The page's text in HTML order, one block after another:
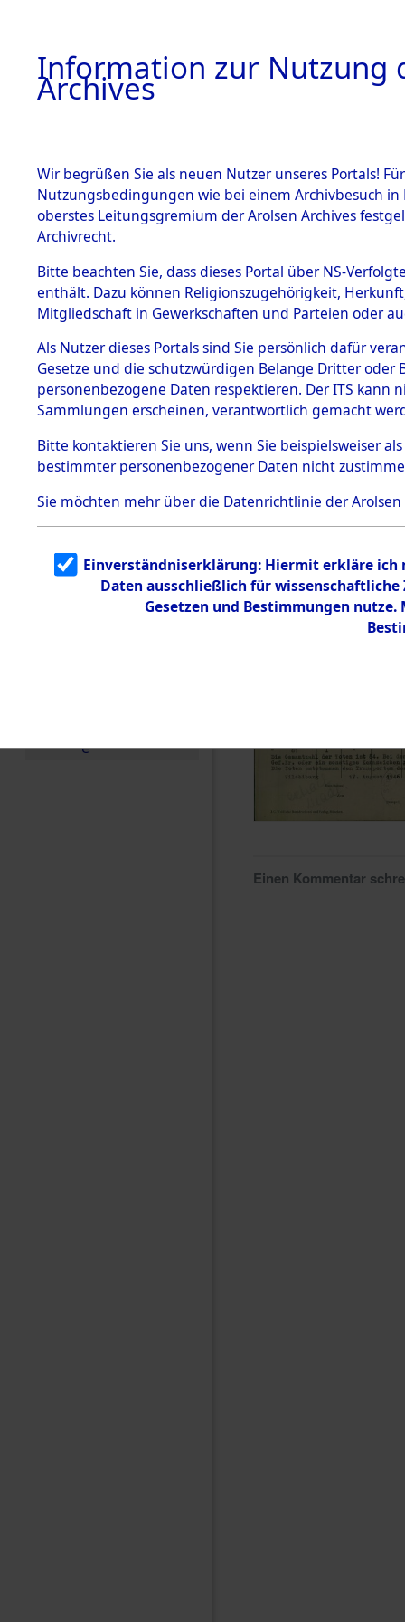
BESTÄNDE
1.
mente
5. Verschiedenes
5.3
Todesmärsche
5.3.1 Alliierte
Erhebungen
zu
Todesmärsch
en
5.3.2
g
5.3.3
Todesmärsch
e
Taxöldern
Einen Kommentar
Information zur Nutzung
Archives
Wir begrüßen Sie als neuen Nutzer unseres Portals!
Nutzungsbedingungen wie bei einem Archivbesuch
oberstes Leitungsgremium der Arolsen Archives
Archivrecht.
Bitte beachten Sie, dass dieses Portal über NS-
enthält. Dazu können Religionszugehörigkeit,
Mitgliedschaft in Gewerkschaften und Parteien oder
Als Nutzer dieses Portals sind Sie persönlich dafür
Gesetze und die schutzwürdigen Belange Dritter
personenbezogene Daten respektieren. Der ITS
Sammlungen erscheinen, verantwortlich gemacht
Bitte kontaktieren Sie uns, wenn Sie beispielsweiser
bestimmter personenbezogener Daten nicht
Sie möchten mehr über die Datenrichtlinie der Arolsen
Einverständniserklärung: Hiermit erkläre ich
Daten ausschließlich für
Gesetzen und Bestimmungen